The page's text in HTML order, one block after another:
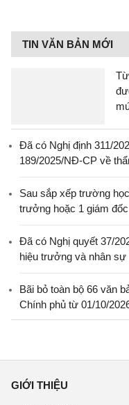
TIN VĂN BẢN MỚI
Đã có Nghị định 311/
189/2025/NĐ-CP về
Sau sắp xếp trường
trưởng hoặc 1 giám đốc
Đã có Nghị quyết 37/
hiệu trưởng và nhân
Bãi bỏ toàn bộ 66 văn
Chính phủ từ 01/10/
GIỚI THIỆU